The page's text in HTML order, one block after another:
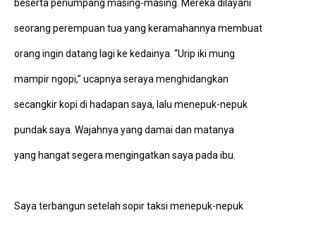
beserta penumpang masing-masing. Mereka dilayani
seorang perempuan tua yang keramahannya membuat
orang ingin datang lagi ke kedainya. “Urip iki mung
mampir ngopi,” ucapnya seraya menghidangkan
secangkir kopi di hadapan saya, lalu menepuk-nepuk
pundak saya. Wajahnya yang damai dan matanya
yang hangat segera mengingatkan saya pada ibu.
Saya terbangun setelah sopir taksi menepuk-nepuk